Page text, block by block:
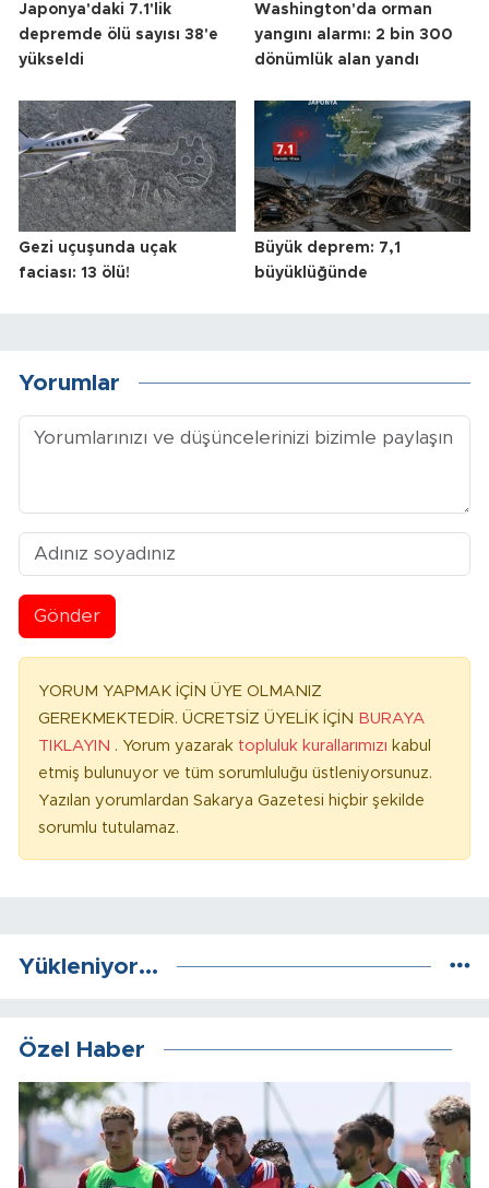
Japonya'daki 7.1'lik
depremde ölü sayısı 38'e
yükseldi
Washington'da orman
yangını alarmı: 2 bin 300
dönümlük alan yandı
Gezi uçuşunda uçak
faciası: 13 ölü!
Büyük deprem: 7,1
büyüklüğünde
Yorumlar
Gönder
YORUM YAPMAK İÇİN ÜYE OLMANIZ
GEREKMEKTEDİR. ÜCRETSİZ ÜYELİK İÇİN BURAYA
TIKLAYIN . Yorum yazarak topluluk kurallarımızı kabul
etmiş bulunuyor ve tüm sorumluluğu üstleniyorsunuz.
Yazılan yorumlardan Sakarya Gazetesi hiçbir şekilde
sorumlu tutulamaz.
Yükleniyor...
Özel Haber